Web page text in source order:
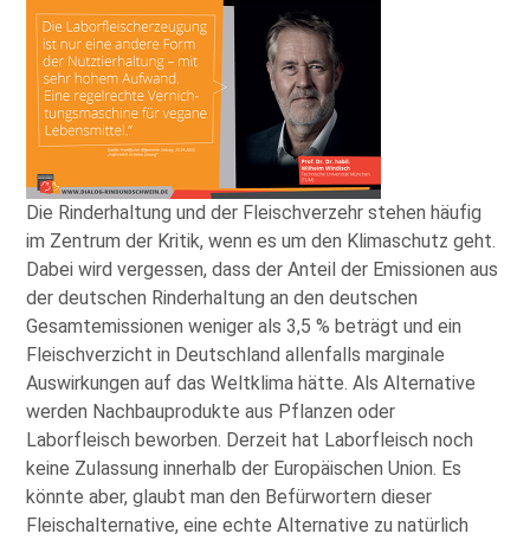
Die Rinderhaltung und der Fleischverzehr stehen häufig
im Zentrum der Kritik, wenn es um den Klimaschutz geht.
Dabei wird vergessen, dass der Anteil der Emissionen aus
der deutschen Rinderhaltung an den deutschen
Gesamtemissionen weniger als 3,5 % beträgt und ein
Fleischverzicht in Deutschland allenfalls marginale
Auswirkungen auf das Weltklima hätte. Als Alternative
werden Nachbauprodukte aus Pflanzen oder
Laborfleisch beworben. Derzeit hat Laborfleisch noch
keine Zulassung innerhalb der Europäischen Union. Es
könnte aber, glaubt man den Befürwortern dieser
Fleischalternative, eine echte Alternative zu natürlich